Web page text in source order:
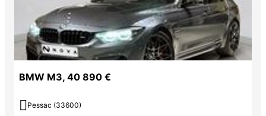
BMW M3, 40 890 €
 Pessac (33600)